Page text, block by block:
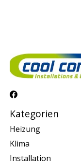
Kategorien
Heizung
Klima
Installation